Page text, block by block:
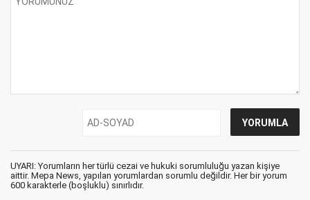
UYARI: Yorumların her türlü cezai ve hukuki sorumluluğu yazan kişiye
aittir. Mepa News, yapılan yorumlardan sorumlu değildir. Her bir yorum
600 karakterle (boşluklu) sınırlıdır.